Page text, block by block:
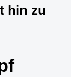
hin zu